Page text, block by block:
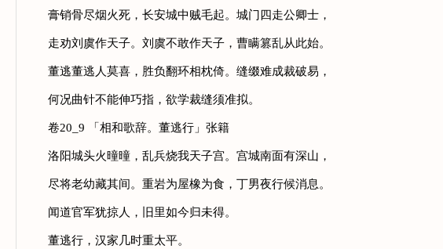
膏销骨尽烟火死，长安城中贼毛起。城门四走公卿士，
走劝刘虞作天子。刘虞不敢作天子，曹瞒篡乱从此始。
董逃董逃人莫喜，胜负翻环相枕倚。缝缀难成裁破易，
何况曲针不能伸巧指，欲学裁缝须准拟。
卷20_9 「相和歌辞。董逃行」张籍
洛阳城头火曈曈，乱兵烧我天子宫。宫城南面有深山，
尽将老幼藏其间。重岩为屋橡为食，丁男夜行候消息。
闻道官军犹掠人，旧里如今归未得。
董逃行，汉家几时重太平。